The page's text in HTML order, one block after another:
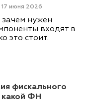
17 июня 2026
зачем нужен
входят в
это стоит.
фискального
какой ФН